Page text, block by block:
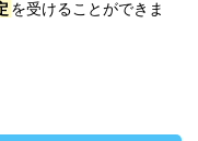
を受けることができま